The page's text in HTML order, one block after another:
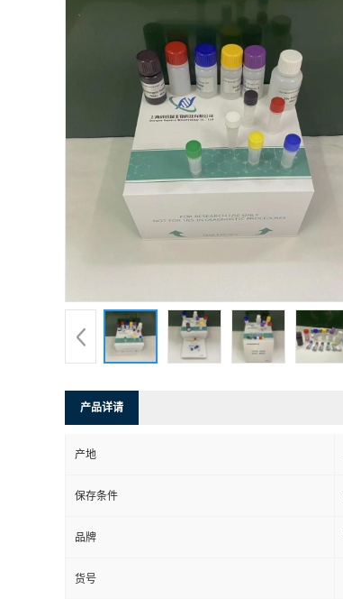
产品详请
产地
保存条件
品牌
货号